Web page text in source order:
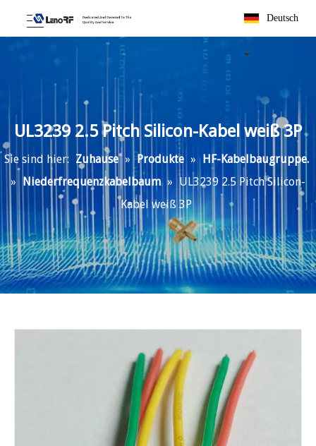
Deutsch
UL3239 2.5 Pitch Silicon-Kabel weiß 3P
Sie sind hier: Zuhause » Produkte » HF-Kabelbaugruppe.
» Niederfrequenzkabelbaum » UL3239 2.5 Pitch Silicon-
Kabel weiß 3P